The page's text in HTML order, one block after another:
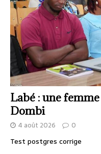
Labé : une
Dombi
4 août 2026 0
Test postgres corrige